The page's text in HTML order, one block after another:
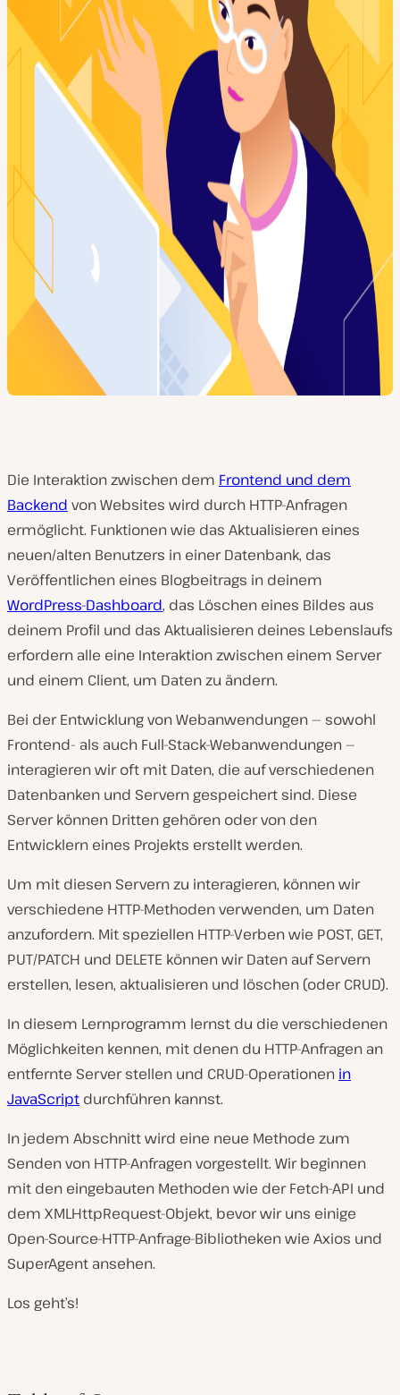
Die Interaktion zwischen dem Frontend und dem
Backend von Websites wird durch HTTP-Anfragen
ermöglicht. Funktionen wie das Aktualisieren eines
neuen/alten Benutzers in einer Datenbank, das
Veröffentlichen eines Blogbeitrags in deinem
WordPress-Dashboard, das Löschen eines Bildes aus
deinem Profil und das Aktualisieren deines Lebenslaufs
erfordern alle eine Interaktion zwischen einem Server
und einem Client, um Daten zu ändern.
Bei der Entwicklung von Webanwendungen — sowohl
Frontend- als auch Full-Stack-Webanwendungen —
interagieren wir oft mit Daten, die auf verschiedenen
Datenbanken und Servern gespeichert sind. Diese
Server können Dritten gehören oder von den
Entwicklern eines Projekts erstellt werden.
Um mit diesen Servern zu interagieren, können wir
verschiedene HTTP-Methoden verwenden, um Daten
anzufordern. Mit speziellen HTTP-Verben wie POST, GET,
PUT/PATCH und DELETE können wir Daten auf Servern
erstellen, lesen, aktualisieren und löschen (oder CRUD).
In diesem Lernprogramm lernst du die verschiedenen
Möglichkeiten kennen, mit denen du HTTP-Anfragen an
entfernte Server stellen und CRUD-Operationen in
JavaScript durchführen kannst.
In jedem Abschnitt wird eine neue Methode zum
Senden von HTTP-Anfragen vorgestellt. Wir beginnen
mit den eingebauten Methoden wie der Fetch-API und
dem XMLHttpRequest-Objekt, bevor wir uns einige
Open-Source-HTTP-Anfrage-Bibliotheken wie Axios und
SuperAgent ansehen.
Los geht’s!